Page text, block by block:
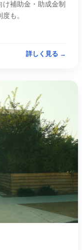
け補助金・助成金制
も。
詳しく見る →